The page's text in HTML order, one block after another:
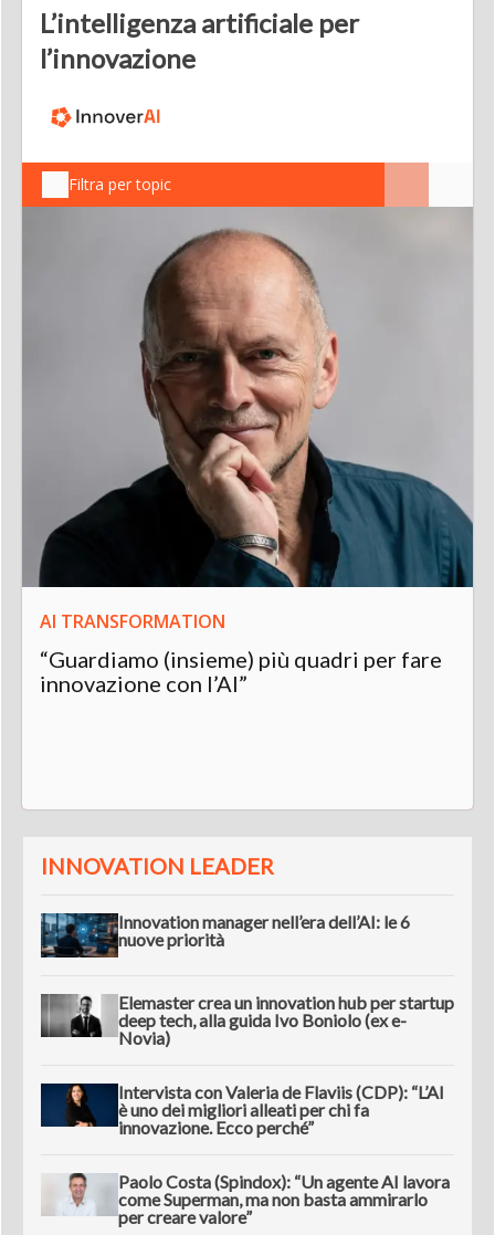
L’intelligenza artificiale per
l’innovazione
Filtra per topic
AI TRANSFORMATION
“Guardiamo (insieme) più quadri per fare
innovazione con l’AI”
INNOVATION LEADER
Innovation manager nell’era dell’AI: le 6
nuove priorità
Elemaster crea un innovation hub per startup
deep tech, alla guida Ivo Boniolo (ex e-
Novia)
Intervista con Valeria de Flaviis (CDP): “L’AI
è uno dei migliori alleati per chi fa
innovazione. Ecco perché”
Paolo Costa (Spindox): “Un agente AI lavora
come Superman, ma non basta ammirarlo
per creare valore”